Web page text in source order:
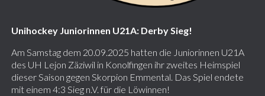
Unihockey Juniorinnen U21A: Derby Sieg!
Am Samstag dem 20.09.2025 hatten die Juniorinnen U21A
des UH Lejon Zäziwil in Konolfingen ihr zweites Heimspiel
dieser Saison gegen Skorpion Emmental. Das Spiel endete
mit einem 4:3 Sieg n.V. für die Löwinnen!